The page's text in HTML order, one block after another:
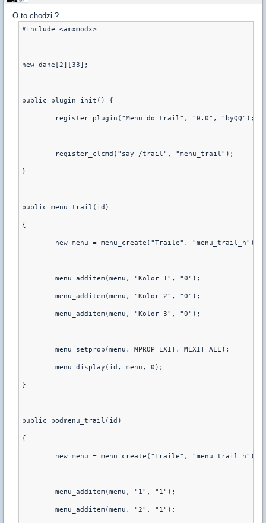
O to chodzi ?
#include <amxmodx>
new dane[2][33];
public plugin_init() {
	register_plugin("Menu do trail", "0.0", "byQQ");
	register_clcmd("say /trail", "menu_trail");
}
public menu_trail(id)
{
	new menu = menu_create("Traile", "menu_trail_h");
	menu_additem(menu, "Kolor 1", "0");
	menu_additem(menu, "Kolor 2", "0");
	menu_additem(menu, "Kolor 3", "0");
	menu_setprop(menu, MPROP_EXIT, MEXIT_ALL);
	menu_display(id, menu, 0);
}
public podmenu_trail(id)
{
	new menu = menu_create("Traile", "menu_trail_h");
	menu_additem(menu, "1", "1");
	menu_additem(menu, "2", "1");